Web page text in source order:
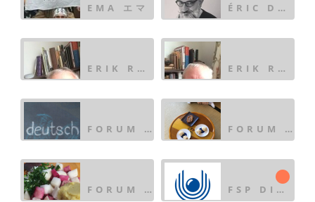
EMA エマ ÉRIC DELASSUS
ERIK RETALLICK ERIK RETALLICK
FORUM FÜR DEUTSCH-L FORUM FÜR TEELIEBHA
FORUM ÜBER DIE KONS FSP DIGITALE_KULTUR